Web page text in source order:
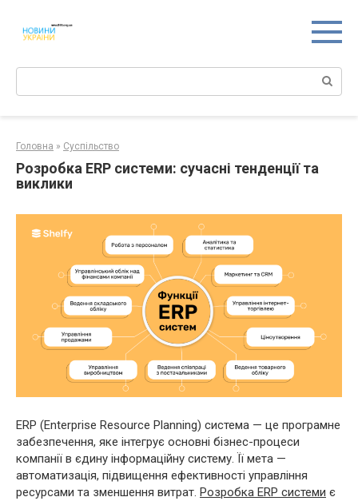
контенту
Поиск:
Головна » Суспільство
Розробка ERP системи: сучасні тенденції та
виклики
ERP (Enterprise Resource Planning) система — це програмне
забезпечення, яке інтегрує основні бізнес-процеси
компанії в єдину інформаційну систему. Її мета —
автоматизація, підвищення ефективності управління
ресурсами та зменшення витрат. Розробка ERP системи є